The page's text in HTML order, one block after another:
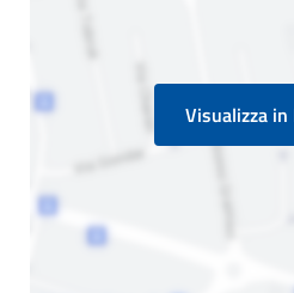
Visualizza